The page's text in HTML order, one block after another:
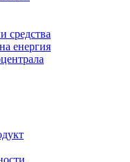
средства
енергия